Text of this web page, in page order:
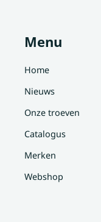
Menu
Home
Nieuws
Onze troeven
Catalogus
Merken
Webshop